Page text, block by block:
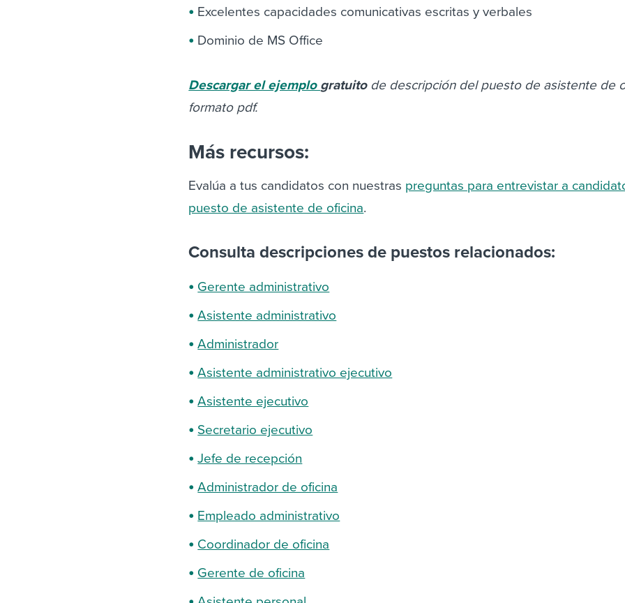
Excelentes capacidades comunicativas escritas y verbales
Dominio de MS Office
Descargar el ejemplo gratuitode descripción del puesto de asistente de
formato pdf.
Más recursos:
Evalúa a tus candidatos con nuestras preguntas para entrevistar a
puesto de asistente de oficina.
Consulta descripciones de puestos relacionados:
Gerente administrativo
Asistente administrativo
Administrador
Asistente administrativo ejecutivo
Asistente ejecutivo
Secretario ejecutivo
Jefe de recepción
Administrador de oficina
Empleado administrativo
Coordinador de oficina
Gerente de oficina